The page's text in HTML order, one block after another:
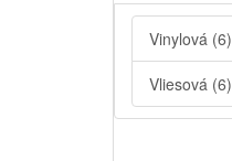
Vinylová (6)
Vliesová (6)